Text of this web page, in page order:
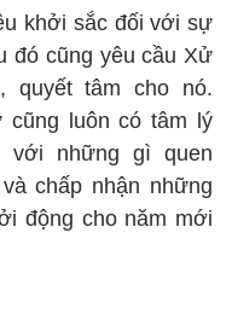
khởi sắc đối với sự
đó cũng yêu cầu Xử
quyết tâm cho nó.
luôn có tâm lý
với những gì quen
chấp nhận những
động cho năm mới